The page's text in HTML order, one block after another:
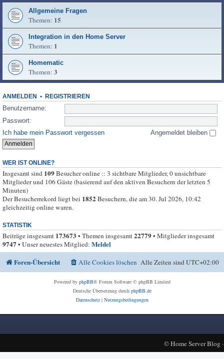
Allgemeine Fragen
Themen: 15
Integration in den Home Server
Themen: 1
Homematic
Themen: 3
ANMELDEN • REGISTRIEREN
Benutzername:
Passwort:
Ich habe mein Passwort vergessen
Angemeldet bleiben
WER IST ONLINE?
Insgesamt sind 109Besucher online :: 3 sichtbare Mitglieder, 0 unsichtbare
Mitglieder und 106 Gäste (basierend auf den aktiven Besuchern der letzten 5
Minuten)
Der Besucherrekord liegt bei 1852Besuchern, die am 30. Jul 2026, 10:42
gleichzeitig online waren.
STATISTIK
Beiträge insgesamt 173673 • Themen insgesamt22779• Mitglieder insgesamt
9747• Unser neuestes Mitglied: Meldel
Foren-Übersicht
Alle Zeiten sindUTC+02:00
Alle Cookies löschen
Powered by phpBB® Forum Software © phpBB Limited
Deutsche Übersetzung durch phpBB.de
Datenschutz| Nutzungsbedingungen
©Home Server Blog